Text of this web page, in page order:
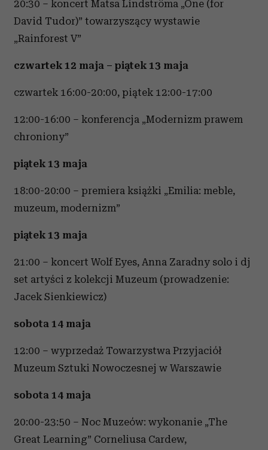
20:30 – koncert Matsa Lindströma „One (for
David Tudor)” towarzyszący wystawie
„Rainforest V”
czwartek 12 maja – piątek 13 maja
czwartek 16:00-20:00, piątek 12:00-17:00
12:00-16:00 – konferencja „Modernizm prawem
chroniony”
piątek 13 maja
18:00-20:00 – premiera książki „Emilia: meble,
muzeum, modernizm”
piątek 13 maja
21:00 – koncert Wolf Eyes, Anna Zaradny solo i dj
set artyści z kolekcji Muzeum (prowadzenie:
Jacek Sienkiewicz)
sobota 14 maja
12:00 – wyprzedaż Towarzystwa Przyjaciół
Muzeum Sztuki Nowoczesnej w Warszawie
sobota 14 maja
20:00-23:50 – Noc Muzeów: wykonanie „The
Great Learning” Corneliusa Cardew,